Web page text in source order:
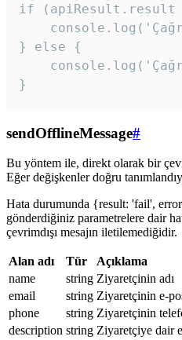
if (apiResult.result
} else {
}
sendOfflineMessage#
Bu yöntem ile, direkt olarak bir
Eğer değişkenler doğru
Hata durumunda {result: 'fail',
gönderdiğiniz parametrelere dair
çevrimdışı mesajın iletilemediğidir.
Alan adı Tür
Açıklama
name
string Ziyaretçinin adı
email
string Ziyaretçinin e-
phone
string Ziyaretçinin
description string Ziyaretçiye dair